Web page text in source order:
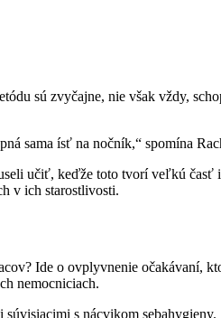
sú zvyčajne, nie však vždy,
sama ísť na nočník,“ spomína
učiť, keďže toto tvorí veľkú
v ich starostlivosti.
Ide o ovplyvnenie
nemocniciach.
s nácvikom sebahygieny.